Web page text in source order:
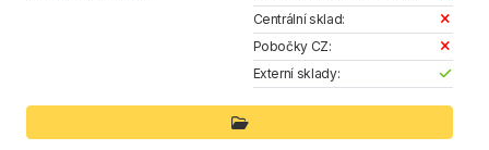
Centrální sklad:
Pobočky CZ:
Externí sklady: